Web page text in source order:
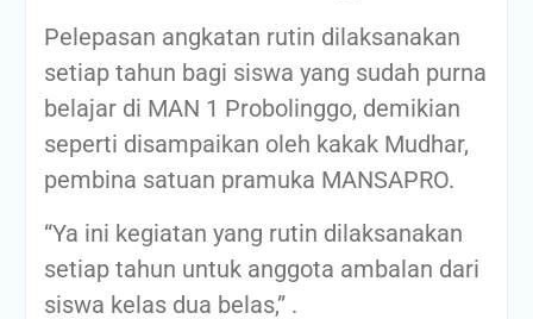
Pelepasan angkatan rutin dilaksanakan
setiap tahun bagi siswa yang sudah purna
belajar di MAN 1 Probolinggo, demikian
seperti disampaikan oleh kakak Mudhar,
pembina satuan pramuka MANSAPRO.
“Ya ini kegiatan yang rutin dilaksanakan
setiap tahun untuk anggota ambalan dari
siswa kelas dua belas,” .